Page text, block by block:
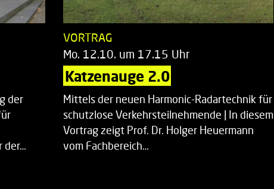
der
der…
VORTRAG
Mo. 12.10. um 17.15 Uhr
Katzenauge 2.0
Mittels der neuen Harmonic-Radartechnik für
schutzlose Verkehrsteilnehmende | In diesem
Vortrag zeigt Prof. Dr. Holger Heuermann
vom Fachbereich…